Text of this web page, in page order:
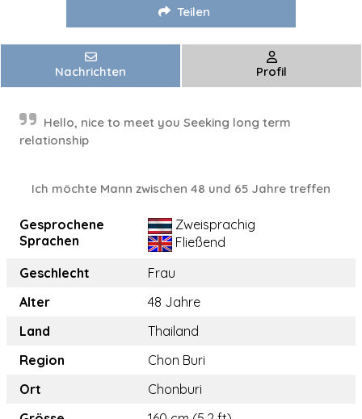
Teilen
Nachrichten Profil
Hello, nice to meet you Seeking long term
relationship
Ich möchte Mann zwischen 48 und 65 Jahre treffen
Gesprochene
Sprachen
Zweisprachig
Fließend
Geschlecht
Frau
Alter
48 Jahre
Land
Thailand
Region
Chon Buri
Ort
Chonburi